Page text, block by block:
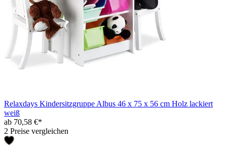
Relaxdays Kindersitzgruppe Albus 46 x 75 x 56 cm Holz lackiert
weiß
ab 70,58 €*
2 Preise vergleichen